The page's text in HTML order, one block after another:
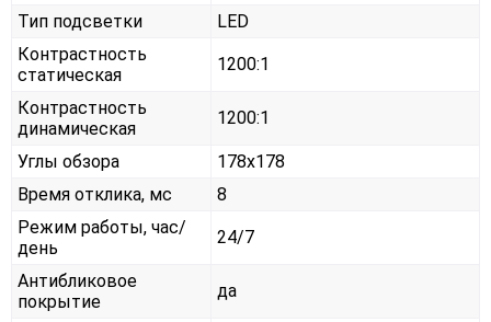
Тип подсветки
LED
Контрастность
статическая
1200:1
Контрастность
динамическая
1200:1
Углы обзора
178x178
Время отклика, мс
8
Режим работы, час/
день
24/7
Антибликовое
покрытие
да